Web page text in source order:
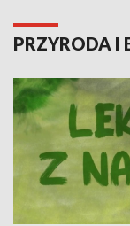
PRZYRODA I